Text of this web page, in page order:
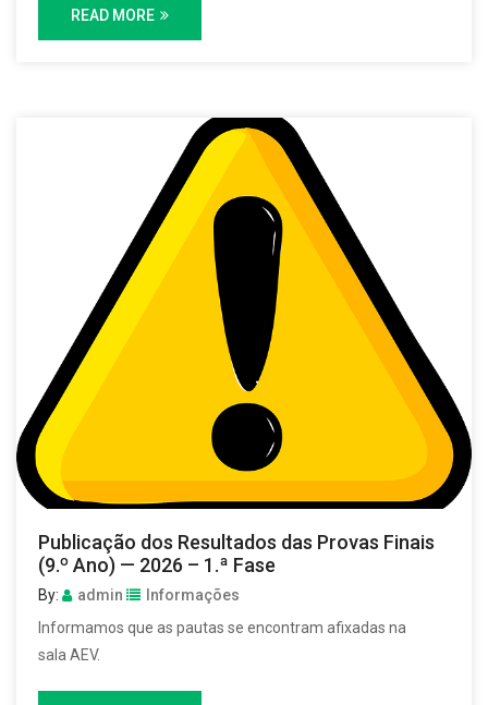
READ MORE
Publicação dos Resultados das Provas Finais
(9.º Ano) — 2026 – 1.ª Fase
By: admin
Informações
Informamos que as pautas se encontram afixadas na
sala AEV.